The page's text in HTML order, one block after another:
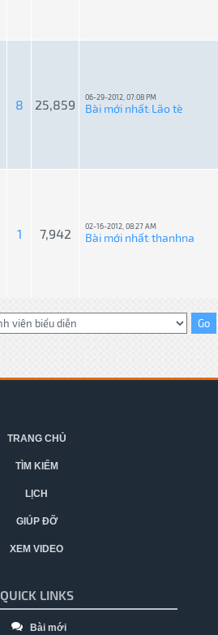
8 25,859 06-29-2012, 07:08 PM
Bài mới nhất: Lão tè
1 7,942 02-16-2012, 08:27 AM
Bài mới nhất:thanhna
TRANG CHỦ
TÌM KIẾM
LỊCH
GIÚP ĐỠ
XEM VIDEO
QUICK LINKS
Bài mới